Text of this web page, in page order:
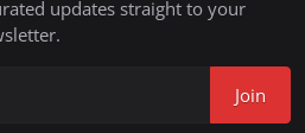
updates straight to your
Join